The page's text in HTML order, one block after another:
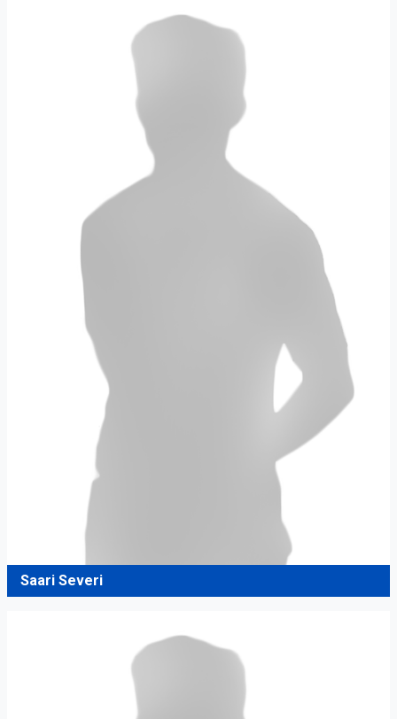
Saari Severi